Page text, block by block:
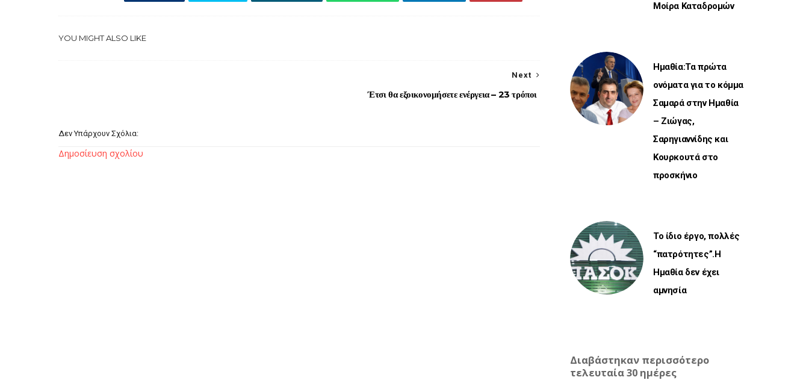
YOU MIGHT ALSO LIKE
Next
Έτσι θα εξοικονομήσετε ενέργεια – 23 τρόποι
Δεν Υπάρχουν Σχόλια:
Δημοσίευση σχολίου
Μοίρα Καταδρομών
Ημαθία:Τα πρώτα
ονόματα για το κόμμα
Σαμαρά στην Ημαθία
– Ζιώγας,
Σαρηγιαννίδης και
Κουρκουτά στο
προσκήνιο
Το ίδιο έργο, πολλές
“πατρότητες”.Η
Ημαθία δεν έχει
αμνησία
Διαβάστηκαν περισσότερο
τελευταία 30 ημέρες